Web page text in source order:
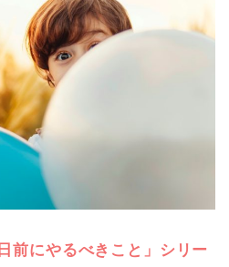
前にやるべきこと」シリー